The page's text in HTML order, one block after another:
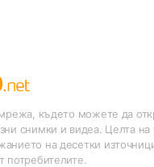
където можете да
снимки и видеа. Целта
на десетки
потребителите.